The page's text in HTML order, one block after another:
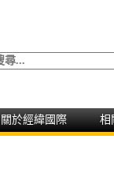
關於經緯國際 相